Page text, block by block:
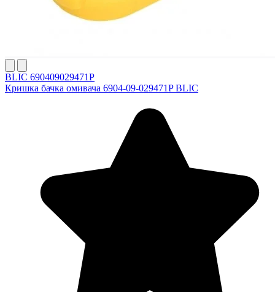
BLIC 690409029471P
Кришка бачка омивача 6904-09-029471P BLIC